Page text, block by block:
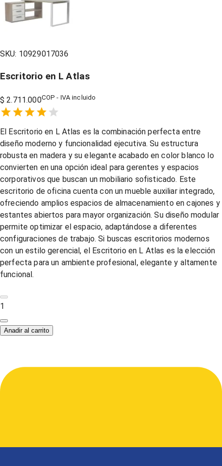
SKU: 10929017036
Escritorio en L Atlas
$ 2.711.000COP - IVA incluido
1 Star,
2 Stars,
3 Stars,
4 Stars,
5 Stars,
El Escritorio en L Atlas es la combinación perfecta entre
diseño moderno y funcionalidad ejecutiva. Su estructura
robusta en madera y su elegante acabado en color blanco lo
convierten en una opción ideal para gerentes y espacios
corporativos que buscan un mobiliario sofisticado. Este
escritorio de oficina cuenta con un mueble auxiliar integrado,
ofreciendo amplios espacios de almacenamiento en cajones y
estantes abiertos para mayor organización. Su diseño modular
permite optimizar el espacio, adaptándose a diferentes
configuraciones de trabajo. Si buscas escritorios modernos
con un estilo gerencial, el Escritorio en L Atlas es la elección
perfecta para un ambiente profesional, elegante y altamente
funcional.
1
Anadir al carrito